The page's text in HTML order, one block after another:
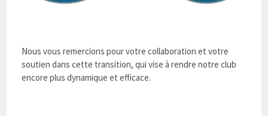
Nous vous remercions pour votre collaboration et votre
soutien dans cette transition, qui vise à rendre notre club
encore plus dynamique et efficace.